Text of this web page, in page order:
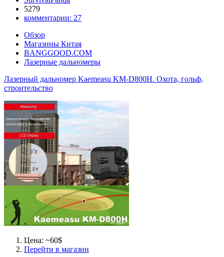
5279
комментарии: 27
Обзор
Магазины Китая
BANGGOOD.COM
Лазерные дальномеры
Лазерный дальномер Kaemeasu KM-D800H. Охота, гольф,
строительство
Цена: ~60$
Перейти в магазин